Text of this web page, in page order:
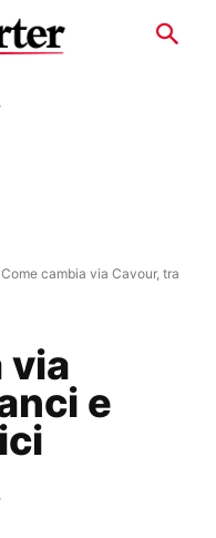
Come cambia via Cavour, tra
via
e